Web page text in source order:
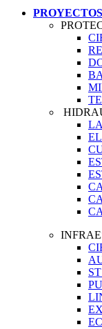
PROYECTOS